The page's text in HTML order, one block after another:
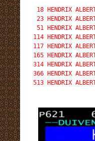
18 HENDRIX
23 HENDRIX
51 HENDRIX
114 HENDRIX
117 HENDRIX
165 HENDRIX
314 HENDRIX
366 HENDRIX
513 HENDRIX